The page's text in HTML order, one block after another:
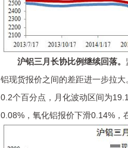
沪铝三月长协比例继续回落。
铝现货报价之间的差距进一步拉
0.2个百分点，月化波动区间为
0.08%，氧化铝报价下滑0.14%，